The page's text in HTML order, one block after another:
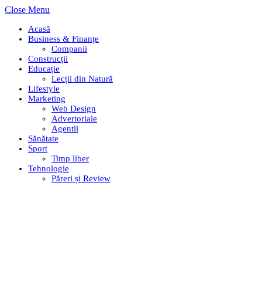
Close Menu
Acasă
Business & Finanțe
Companii
Construcții
Educație
Lecții din Natură
Lifestyle
Marketing
Web Design
Advertoriale
Agentii
Sănătate
Sport
Timp liber
Tehnologie
Păreri și Review